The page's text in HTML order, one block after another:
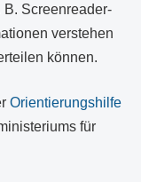
B. Screenreader-
verstehen
können.
Orientierungshilfe
für